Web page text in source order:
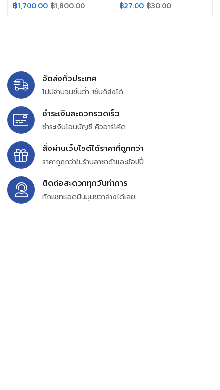
฿1,700.00 ฿1,800.00
฿27.00 ฿30.00
จัดส่งทั่วประเทศ
ไม่มีจำนวนขั้นต่ำ 1ชิ้นก็ส่งได้
ชำระเงินสะดวกรวดเร็ว
ชำระเงินโอนบัญชี คิวอาร์โค้ด
สั่งผ่านเว็บไซต์ได้ราคาที่ถูกกว่า
ราคาถูกกว่าในร้านลาซาด้าและช้อปปี้
ติดต่อสะดวกทุกวันทำการ
ทักแชทแอดมินมุมขวาล่างได้เลย